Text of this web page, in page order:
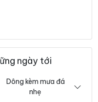
ngày tới
Dông kèm mưa đá
nhẹ